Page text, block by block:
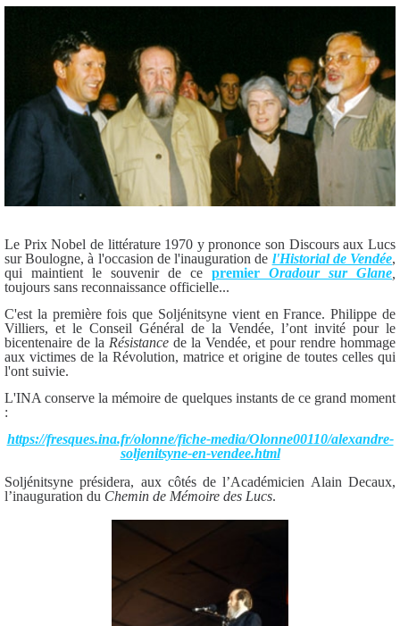
Le Prix Nobel de littérature 1970 y prononce son Discours aux Lucs
sur Boulogne, à l'occasion de l'inauguration de l'Historial de Vendée,
qui maintient le souvenir de ce premier Oradour sur Glane
toujours sans reconnaissance officielle...
C'est la première fois que Soljénitsyne vient en France. Philippe de
Villiers, et le Conseil Général de la Vendée, l’ont invité pour le
bicentenaire de la Résistance de la Vendée, et pour rendre hommage
aux victimes de la Révolution, matrice et origine de toutes celles qui
l'ont suivie.
L'INA conserve la mémoire de quelques instants de ce grand moment
:
https://fresques.ina.fr/olonne/fiche-media/Olonne00110/alexandre-
soljenitsyne-en-vendee.html
Soljénitsyne présidera, aux côtés de l’Académicien Alain Decaux,
l’inauguration du Chemin de Mémoire des Lucs.